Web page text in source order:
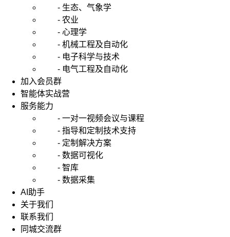
- 生态、气象学
- 农业
- 心理学
- 机械工程及自动化
- 电子科学与技术
- 电气工程及自动化
加入会员群
智能体实战营
服务能力
- 一对一视频会议与课程
- 指导和定制技术支持
- 定制解决方案
- 数据可视化
- 智库
- 数据采集
AI助手
关于我们
联系我们
同城交流群